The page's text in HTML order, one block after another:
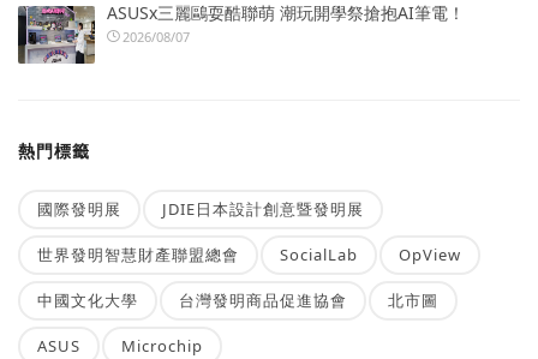
ASUSx三麗鷗耍酷聯萌 潮玩開學祭搶抱AI筆電！
2026/08/07
熱門標籤
國際發明展 JDIE日本設計創意暨發明展
世界發明智慧財產聯盟總會 SocialLab OpView
中國文化大學 台灣發明商品促進協會 北市圖
ASUS Microchip